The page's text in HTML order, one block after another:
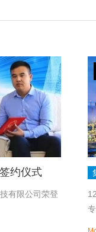
约仪式
有限公司荣登